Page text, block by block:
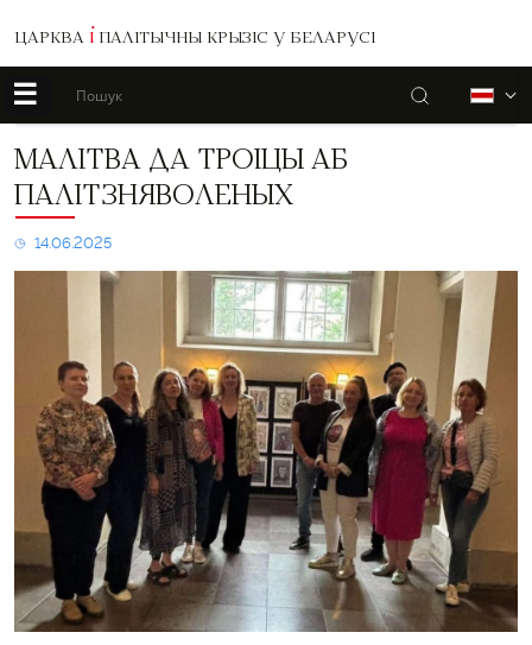
ЦАРКВА І ПАЛІТЫЧНЫ КРЫЗІС У БЕЛАРУСІ
☰ Пошук
Малітва
да
Троіцы
аб
палітзняволеных
МАЛІТВА ДА ТРОІЦЫ АБ
ПАЛІТЗНЯВОЛЕНЫХ
14.06.2025